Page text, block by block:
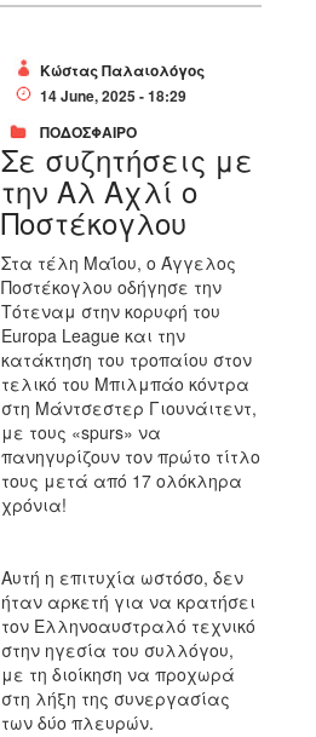
Κώστας Παλαιολόγος
14 June, 2025 - 18:29
ΠΟΔΟΣΦΑΙΡΟ
Σε συζητήσεις με
την Αλ Αχλί ο
Ποστέκογλου
Στα τέλη Μαΐου, ο Άγγελος
Ποστέκογλου οδήγησε την
Τότεναμ στην κορυφή του
Europa League και την
κατάκτηση του τροπαίου στον
τελικό του Μπιλμπάο κόντρα
στη Μάντσεστερ Γιουνάιτεντ,
με τους «spurs» να
πανηγυρίζουν τον πρώτο τίτλο
τους μετά από 17 ολόκληρα
χρόνια!
Αυτή η επιτυχία ωστόσο, δεν
ήταν αρκετή για να κρατήσει
τον Ελληνοαυστραλό τεχνικό
στην ηγεσία του συλλόγου,
με τη διοίκηση να προχωρά
στη λήξη της συνεργασίας
των δύο πλευρών.